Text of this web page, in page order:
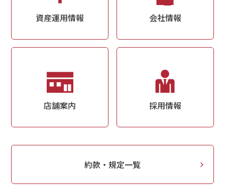
資産運用情報 会社情報
店舗案内 採用情報
約款・規定一覧